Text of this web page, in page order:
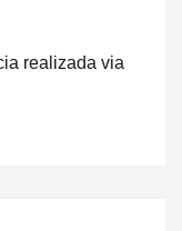
realizada via